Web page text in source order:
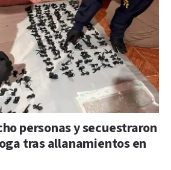
personas y secuestraron
tras allanamientos en